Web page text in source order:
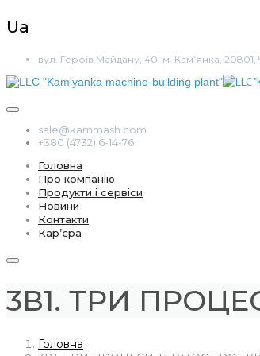
Ua
вул. Героїв Майдану, 40, м. Кам’янка,
sale@kammash.com
+380 (4732) 6-14-76
Головна
Про компанію
Продукти і сервіси
Новини
Контакти
Кар’єра
3В1. ТРИ
Головна